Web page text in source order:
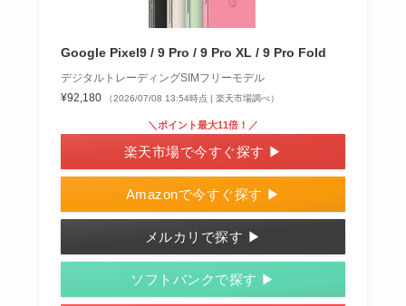
Google Pixel9 / 9 Pro / 9 Pro XL / 9 Pro Fold
デジタルトレーディングSIMフリーモデル
¥92,180
（2026/07/08 13:54時点 | 楽天市場調べ）
Amazonで今すぐ探す ▶
＼ポイント最大11倍！／
楽天市場で今すぐ探す ▶
メルカリで探す ▶
ソフトバンクで探す ▶